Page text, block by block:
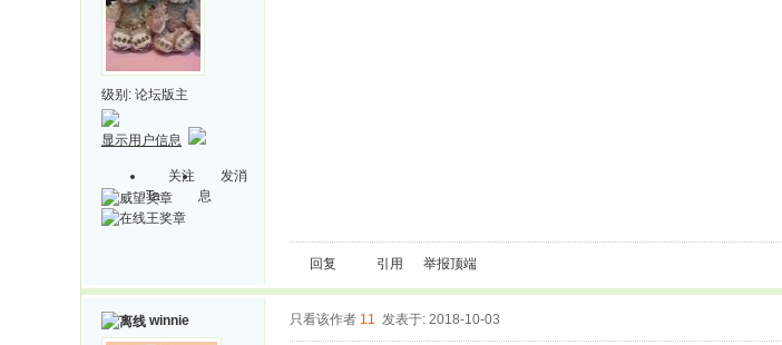
级别: 论坛版主
显示用户信息
关注
Ta
发消
息
回复 引用 举报顶端
winnie 只看该作者 11 发表于: 2018-10-03